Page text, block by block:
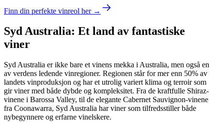
Finn din perfekte vinreol her →
Syd Australia: Et land av fantastiske
viner
Syd Australia er ikke bare et vinens mekka i Australia, men også en
av verdens ledende vinregioner. Regionen står for mer enn 50% av
landets vinproduksjon og har et utrolig variert klima og terroir som
gir viner med både dybde og kompleksitet. Fra de kraftfulle Shiraz-
vinene i Barossa Valley, til de elegante Cabernet Sauvignon-vinene
fra Coonawarra, Syd Australia har viner som tilfredsstiller både
nybegynnere og erfarne vinelskere.